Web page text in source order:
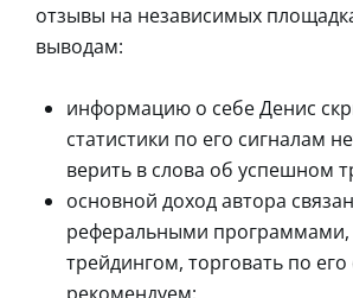
отзывы на независимых
выводам:
информацию о себе Денис
статистики по его сигналам
верить в слова об успешном
основной доход автора
реферальными программами,
трейдингом, торговать по